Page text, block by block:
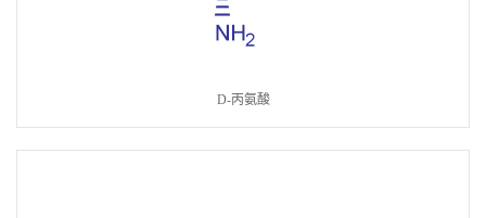
D-丙氨酸